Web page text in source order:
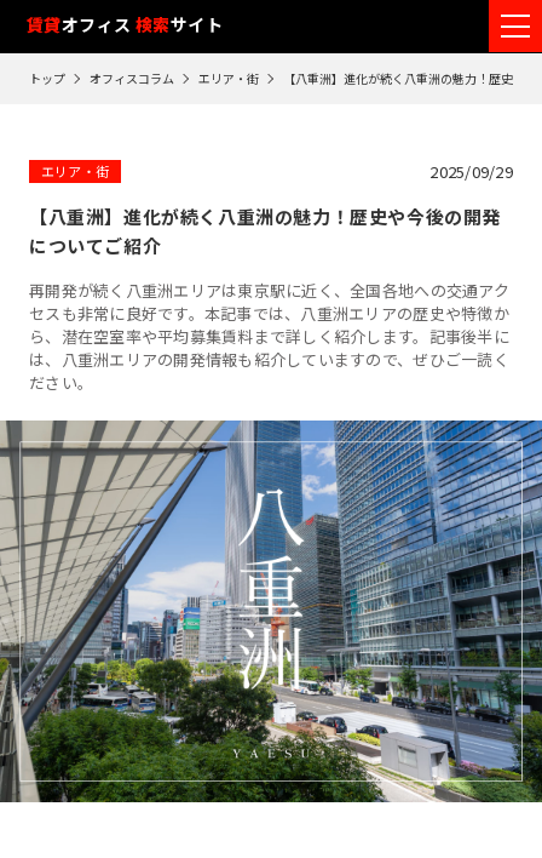
賃貸オフィス 検索サイト
トップ オフィスコラム エリア・街 【八重洲】進化が続く八重洲の魅力！歴史や
2025/09/29
エリア・街
【八重洲】進化が続く八重洲の魅力！歴史や今後の開発
についてご紹介
再開発が続く八重洲エリアは東京駅に近く、全国各地への交通アク
セスも非常に良好です。本記事では、八重洲エリアの歴史や特徴か
ら、潜在空室率や平均募集賃料まで詳しく紹介します。記事後半に
は、八重洲エリアの開発情報も紹介していますので、ぜひご一読く
ださい。
フ
ロ
ア
覧
歴
閲
覧
履
歴
は
が
ぎ
る
と
自
動
的
に
削
除
さ
れ
ま
す。